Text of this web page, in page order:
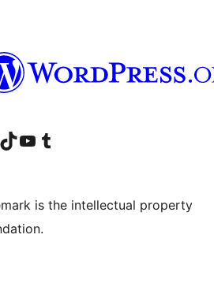
Facebooku
účet Instagram
náš účet LinkedIn
Navštívte náš účet na platforme TikTok
Navštívte náš kanál YouTube
Navštívte náš účet na platforme Tumblr
is the intellectual property